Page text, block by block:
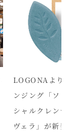
LOGONAより
ンジング「ソ
シャルクレン
ヴェラ」が新